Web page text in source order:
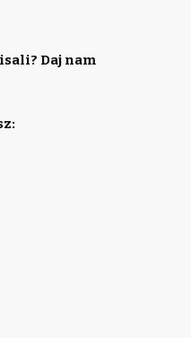
Daj nam